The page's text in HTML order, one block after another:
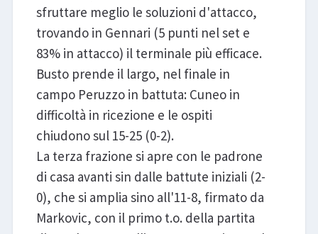
sfruttare meglio le soluzioni d'attacco,
trovando in Gennari (5 punti nel set e
83% in attacco) il terminale più efficace.
Busto prende il largo, nel finale in
campo Peruzzo in battuta: Cuneo in
difficoltà in ricezione e le ospiti
chiudono sul 15-25 (0-2).
La terza frazione si apre con le padrone
di casa avanti sin dalle battute iniziali (2-
0), che si amplia sino all'11-8, firmato da
Markovic, con il primo t.o. della partita